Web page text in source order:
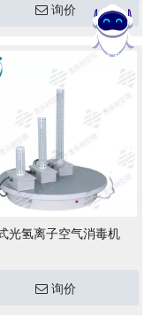
询价
光氢离子空气消毒机
询价
在线客服